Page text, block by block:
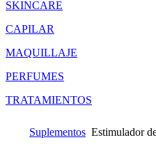
SKINCARE
CAPILAR
MAQUILLAJE
PERFUMES
TRATAMIENTOS
Suplementos Estimulador